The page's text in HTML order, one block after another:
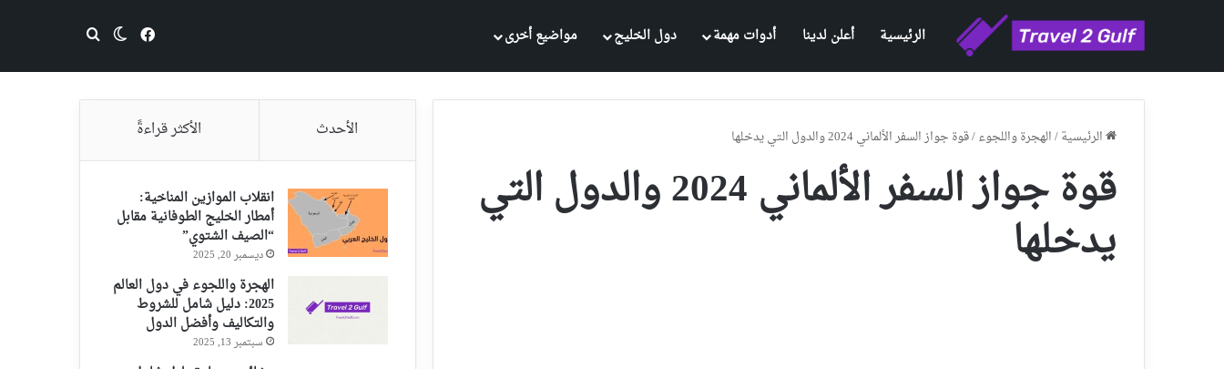
الرئيسية أعلن لدينا أدوات مهمة دول الخليج مواضيع أخرى فيسبوكالوضع المظلم
بحث عن
الرئيسية/الهجرة واللجوء/قوة جواز السفر الألماني 2024 والدول التي يدخلها
قوة جواز السفر الألماني 2024 والدول التي
يدخلها
الأحدث الأكثر قراءةً
انقلاب الموازين المناخية:
أمطار الخليج الطوفانية مقابل
“الصيف الشتوي”
ديسمبر 20, 2025
الهجرة واللجوء في دول العالم
2025: دليل شامل للشروط
والتكاليف وأفضل الدول
سبتمبر 13, 2025